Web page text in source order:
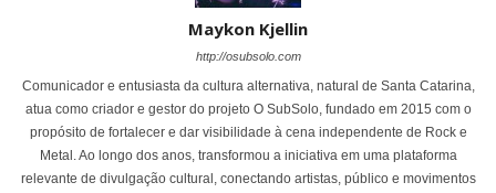
Maykon Kjellin
http://osubsolo.com
Comunicador e entusiasta da cultura alternativa, natural de Santa Catarina,
atua como criador e gestor do projeto O SubSolo, fundado em 2015 com o
propósito de fortalecer e dar visibilidade à cena independente de Rock e
Metal. Ao longo dos anos, transformou a iniciativa em uma plataforma
relevante de divulgação cultural, conectando artistas, público e movimentos